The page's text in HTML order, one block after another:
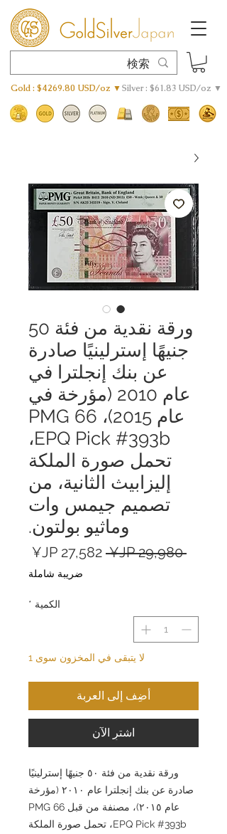
Gold : $4269.80 USD/oz ▼Silver : $61.83 USD/oz ▼
ورقة نقدية من فئة 50
جنيهًا إسترلينيًا صادرة
عن بنك إنجلترا في
عام 2010 (مؤرخة في
عام 2015)، PMG 66
EPQ Pick #393b،
تحمل صورة الملكة
إليزابيث الثانية، من
تصميم جيمس وات
وماثيو بولتون.
‏29,980 JP¥
سعر
عادي
البيعضريبة شاملة
الكمية *
لا يتبقى في المخزون سوى 1
أضِف إلى العربة
اشترِ الآن
ورقة نقدية من فئة ٥٠ جنيهًا إسترلينيًا
صادرة عن بنك إنجلترا عام ٢٠١٠ (مؤرخة
عام ٢٠١٥)، مصنفة من قبل PMG 66
EPQ Pick #393b، تحمل صورة الملكة